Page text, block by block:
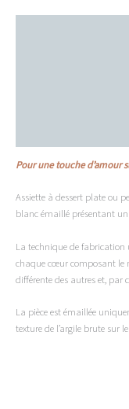
Pour une touche d’amour
Assiette à dessert plate ou
blanc émaillé présentant
La technique de fabrication
chaque cœur composant le
différente des autres et, par
La pièce est émaillée
texture de l’argile brute sur